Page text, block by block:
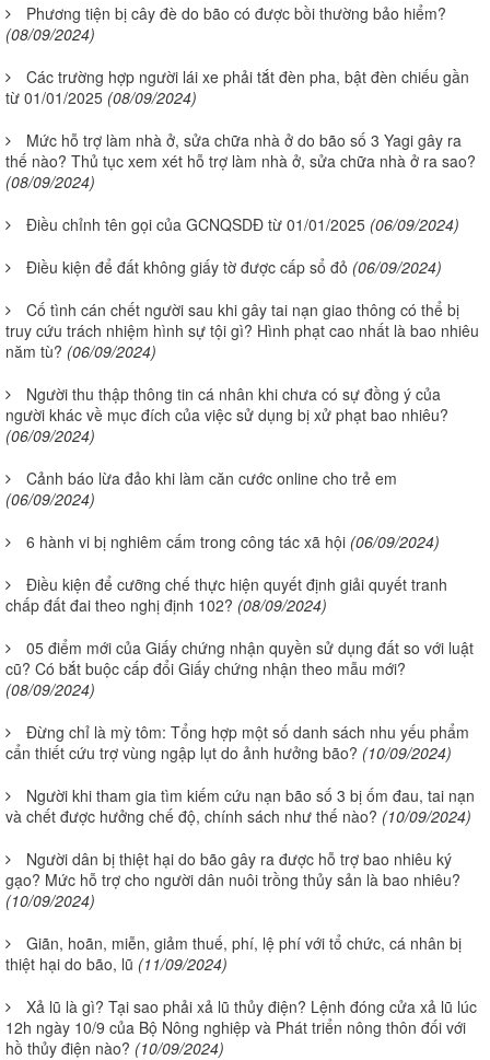
Phương tiện bị cây đè do bão có được bồi thường bảo hiểm?
(08/09/2024)
Các trường hợp người lái xe phải tắt đèn pha, bật đèn chiếu gần
từ 01/01/2025 (08/09/2024)
Mức hỗ trợ làm nhà ở, sửa chữa nhà ở do bão số 3 Yagi gây ra
thế nào? Thủ tục xem xét hỗ trợ làm nhà ở, sửa chữa nhà ở ra sao?
(08/09/2024)
Điều chỉnh tên gọi của GCNQSDĐ từ 01/01/2025 (06/09/2024)
Điều kiện để đất không giấy tờ được cấp sổ đỏ (06/09/2024)
Cố tình cán chết người sau khi gây tai nạn giao thông có thể bị
truy cứu trách nhiệm hình sự tội gì? Hình phạt cao nhất là bao nhiêu
năm tù? (06/09/2024)
Người thu thập thông tin cá nhân khi chưa có sự đồng ý của
người khác về mục đích của việc sử dụng bị xử phạt bao nhiêu?
(06/09/2024)
Cảnh báo lừa đảo khi làm căn cước online cho trẻ em
(06/09/2024)
6 hành vi bị nghiêm cấm trong công tác xã hội (06/09/2024)
Điều kiện để cưỡng chế thực hiện quyết định giải quyết tranh
chấp đất đai theo nghị định 102? (08/09/2024)
05 điểm mới của Giấy chứng nhận quyền sử dụng đất so với luật
cũ? Có bắt buộc cấp đổi Giấy chứng nhận theo mẫu mới?
(08/09/2024)
Đừng chỉ là mỳ tôm: Tổng hợp một số danh sách nhu yếu phẩm
cẩn thiết cứu trợ vùng ngập lụt do ảnh hưởng bão? (10/09/2024)
Người khi tham gia tìm kiếm cứu nạn bão số 3 bị ốm đau, tai nạn
và chết được hưởng chế độ, chính sách như thế nào? (10/09/2024)
Người dân bị thiệt hại do bão gây ra được hỗ trợ bao nhiêu ký
gạo? Mức hỗ trợ cho người dân nuôi trồng thủy sản là bao nhiêu?
(10/09/2024)
Giãn, hoãn, miễn, giảm thuế, phí, lệ phí với tổ chức, cá nhân bị
thiệt hại do bão, lũ (11/09/2024)
Xả lũ là gì? Tại sao phải xả lũ thủy điện? Lệnh đóng cửa xả lũ lúc
12h ngày 10/9 của Bộ Nông nghiệp và Phát triển nông thôn đối với
hồ thủy điện nào? (10/09/2024)